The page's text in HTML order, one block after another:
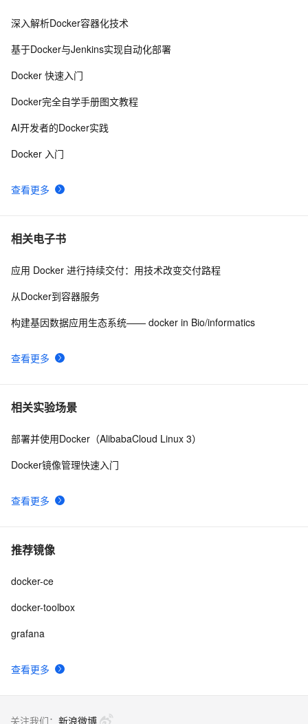
8 Docker私有仓库
10『Docker』在Docker快速部署.NET Core项目
查看更多
深入解析Docker容器化技术
基于Docker与Jenkins实现自动化部署
Docker 快速入门
Docker完全自学手册图文教程
AI开发者的Docker实践
Docker 入门
相关电子书
查看更多
应用 Docker 进行持续交付：用技术改变交付路程
从Docker到容器服务
构建基因数据应用生态系统—— docker in Bio/informatics
相关实验场景
查看更多
部署并使用Docker（AlibabaCloud Linux 3）
Docker镜像管理快速入门
推荐镜像
查看更多
docker-ce
docker-toolbox
grafana
关注我们： 新浪微博